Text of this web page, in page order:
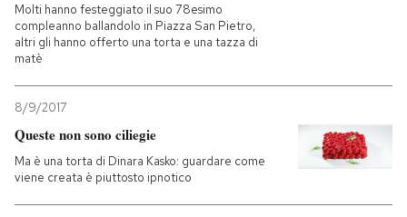
Molti hanno festeggiato il suo 78esimo
compleanno ballandolo in Piazza San Pietro,
altri gli hanno offerto una torta e una tazza di
matè
8/9/2017
Queste non sono ciliegie
Ma è una torta di Dinara Kasko: guardare come
viene creata è piuttosto ipnotico